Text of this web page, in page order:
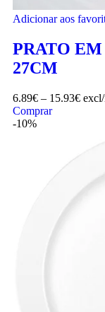
Adicionar aos
PRATO
27CM
6.89€ – 15.93€
Comprar
-10%